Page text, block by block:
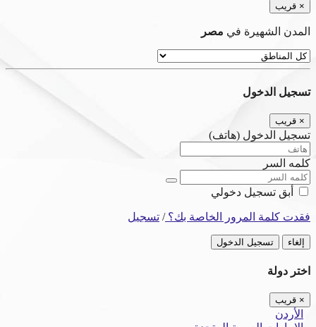
× قريب
المدن الشهيرة في مصر
تسجيل الدخول
× قريب
تسجيل الدخول (هاتف)
كلمه السر
أبق تسجيل دخولي
فقدت كلمة المرور الخاصة بك؟/ تسجيل
إلغاء تسجيل الدخول
اختر دولة
× قريب
الأردن